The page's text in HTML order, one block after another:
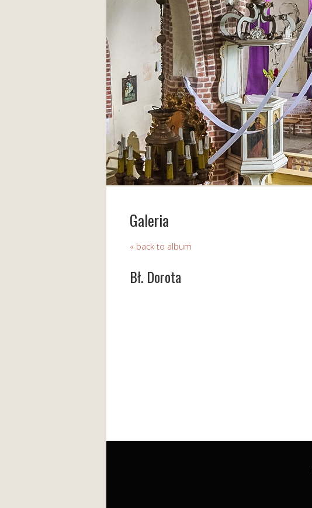
Galeria
« back to album
Bł. Dorota